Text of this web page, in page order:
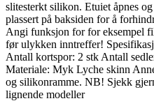
slitesterkt silikon. Etuiet åpnes
plassert på baksiden for å
Angi funksjon for for eksempel
før ulykken inntreffer!
Antall kortspor: 2 stk Antall
Materiale: Myk Lyche skinn
og silikonramme. NB! Sjekk
lignende modeller